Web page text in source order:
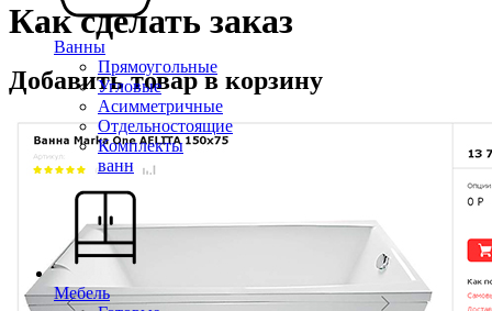
Ванны
Прямоугольные
Угловые
Асимметричные
Отдельностоящие
Комплекты
ванн
Мебель
Как сделать заказ
Добавить товар в корзину